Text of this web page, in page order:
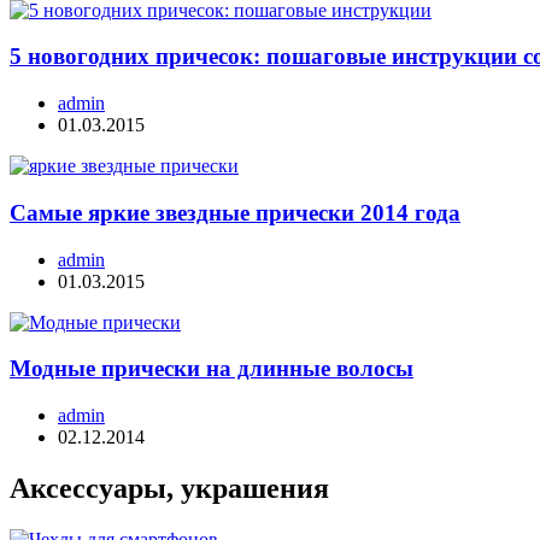
5 новогодних причесок: пошаговые инструкции
admin
01.03.2015
Самые яркие звездные прически 2014 года
admin
01.03.2015
Модные прически на длинные волосы
admin
02.12.2014
Аксессуары, украшения